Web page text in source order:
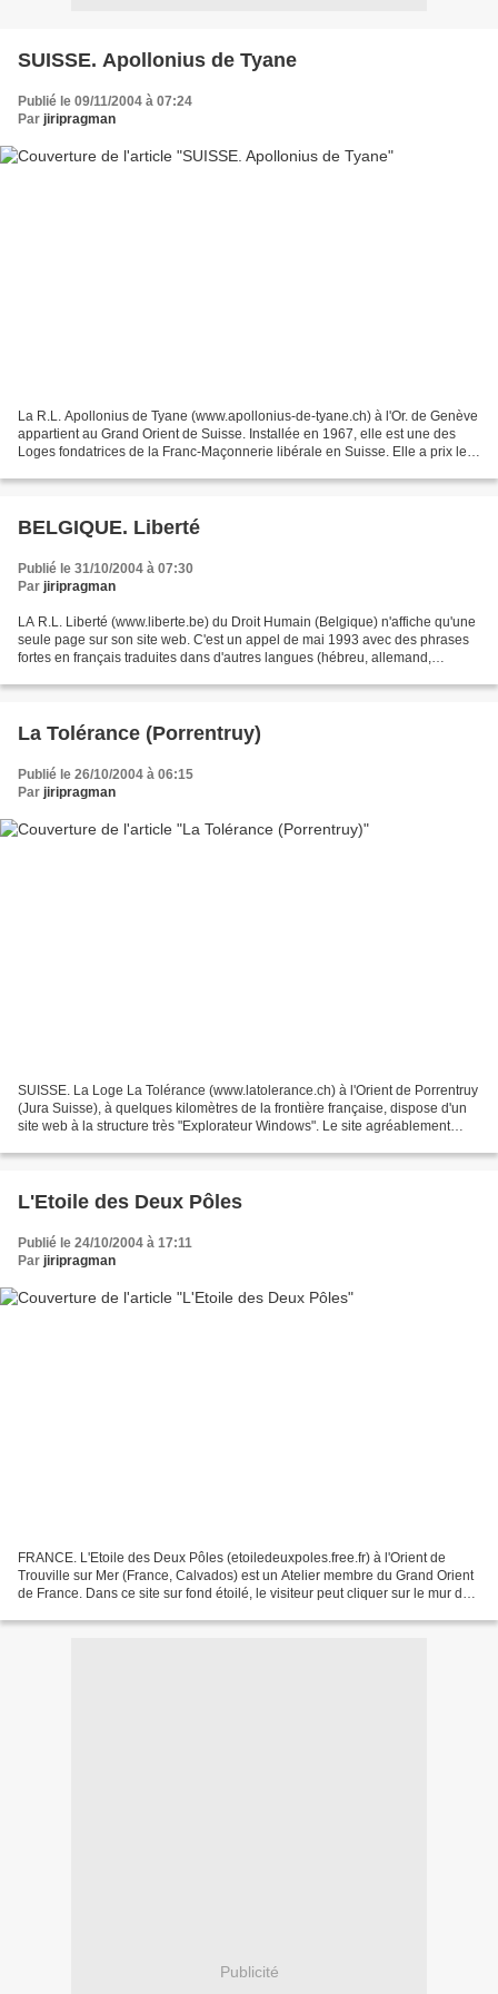
SUISSE. Apollonius de Tyane
Publié le 09/11/2004 à 07:24
Par jiripragman
La R.L. Apollonius de Tyane (www.apollonius-de-tyane.ch) à l'Or. de Genève
appartient au Grand Orient de Suisse. Installée en 1967, elle est une des
Loges fondatrices de la Franc-Maçonnerie libérale en Suisse. Elle a prix le
BELGIQUE. Liberté
Publié le 31/10/2004 à 07:30
Par jiripragman
LA R.L. Liberté (www.liberte.be) du Droit Humain (Belgique) n'affiche qu'une
seule page sur son site web. C'est un appel de mai 1993 avec des phrases
fortes en français traduites dans d'autres langues (hébreu, allemand,
La Tolérance (Porrentruy)
Publié le 26/10/2004 à 06:15
Par jiripragman
SUISSE. La Loge La Tolérance (www.latolerance.ch) à l'Orient de Porrentruy
(Jura Suisse), à quelques kilomètres de la frontière française, dispose d'un
site web à la structure très "Explorateur Windows". Le site agréablement
L'Etoile des Deux Pôles
Publié le 24/10/2004 à 17:11
Par jiripragman
FRANCE. L'Etoile des Deux Pôles (etoiledeuxpoles.free.fr) à l'Orient de
Trouville sur Mer (France, Calvados) est un Atelier membre du Grand Orient
de France. Dans ce site sur fond étoilé, le visiteur peut cliquer sur le mur du
Publicité